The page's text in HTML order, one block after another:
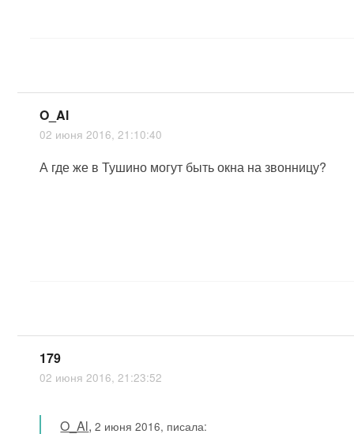
O_Al
02 июня 2016, 21:10:40
А где же в Тушино могут быть окна на звонницу?
179
02 июня 2016, 21:23:52
O_Al,2 июня 2016, писала: